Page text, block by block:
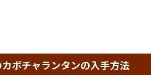
ボチャランタンの入手方法